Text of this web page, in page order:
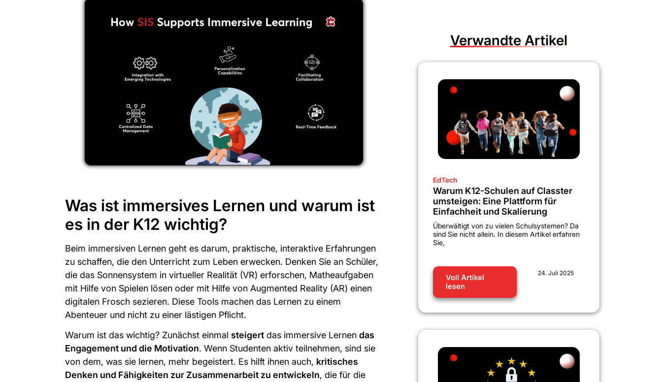
Was ist immersives Lernen und warum ist
es in der K12 wichtig?
Beim immersiven Lernen geht es darum, praktische, interaktive Erfahrungen
zu schaffen, die den Unterricht zum Leben erwecken. Denken Sie an Schüler,
die das Sonnensystem in virtueller Realität (VR) erforschen, Matheaufgaben
mit Hilfe von Spielen lösen oder mit Hilfe von Augmented Reality (AR) einen
digitalen Frosch sezieren. Diese Tools machen das Lernen zu einem
Abenteuer und nicht zu einer lästigen Pflicht.
Warum ist das wichtig? Zunächst einmal steigert das immersive Lernen das
Engagement und die Motivation. Wenn Studenten aktiv teilnehmen, sind sie
von dem, was sie lernen, mehr begeistert. Es hilft ihnen auch, kritisches
Denken und Fähigkeiten zur Zusammenarbeit zu entwickeln, die für die
Verwandte Artikel
EdTech
Warum K12-Schulen auf Classter
umsteigen: Eine Plattform für
Einfachheit und Skalierung
Überwältigt von zu vielen Schulsystemen? Da
sind Sie nicht allein. In diesem Artikel erfahren
Sie,
Voll Artikel
lesen
24. Juli 2025